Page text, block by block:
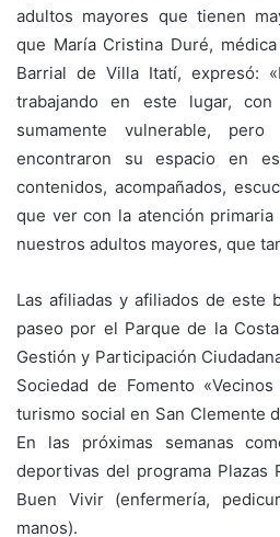
adultos mayores que tienen
que María Cristina Duré,
Barrial de Villa Itatí, expresó:
trabajando en este lugar,
sumamente vulnerable,
encontraron su espacio en
contenidos, acompañados,
que ver con la atención primaria
nuestros adultos mayores, que
Las afiliadas y afiliados de este
paseo por el Parque de la
Gestión y Participación
Sociedad de Fomento
turismo social en San Clemente
En las próximas semanas
deportivas del programa Plazas
Buen Vivir (enfermería,
manos).